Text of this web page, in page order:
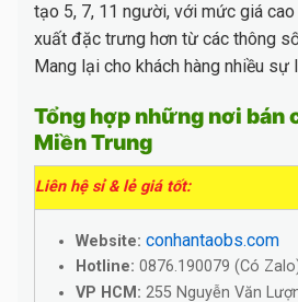
tạo 5, 7, 11 người, với mức giá
xuất đặc trưng hơn từ các thông
Mang lại cho khách hàng nhiều sự
Tổng hợp những nơi bán
Miền Trung
Liên hệ sỉ & lẻ giá tốt:
Website: conhantaobs.com
Hotline: 0876.190079 (Có
VP HCM: 255 Nguyễn Văn